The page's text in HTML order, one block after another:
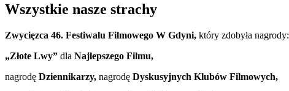
Wszystkie nasze strachy
Zwycięzca 46. Festiwalu Filmowego W Gdyni, który zdobyła nagrody:
„Złote Lwy” dla Najlepszego Filmu,
nagrodę Dziennikarzy, nagrodę Dyskusyjnych Klubów Filmowych,